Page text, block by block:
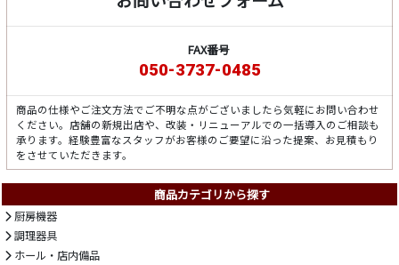
FAX番号
050-3737-0485
商品の仕様やご注文方法でご不明な点がございましたら気軽にお問い合わせ
ください。店舗の新規出店や、改装・リニューアルでの一括導入のご相談も
承ります。経験豊富なスタッフがお客様のご要望に沿った提案、お見積もり
をさせていただきます。
商品カテゴリから探す
厨房機器
調理器具
ホール・店内備品